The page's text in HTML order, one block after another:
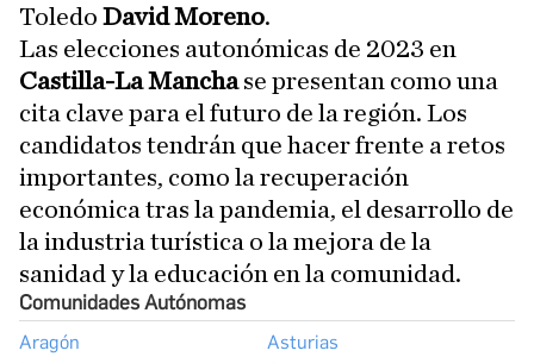
Toledo David Moreno.
Las elecciones autonómicas de 2023 en
Castilla-La Manchase presentan como una
cita clave para el futuro de la región. Los
candidatos tendrán que hacer frente a retos
importantes, como la recuperación
económica tras la pandemia, el desarrollo de
la industria turística o la mejora de la
sanidad y la educación en la comunidad.
Comunidades Autónomas
Aragón
Asturias